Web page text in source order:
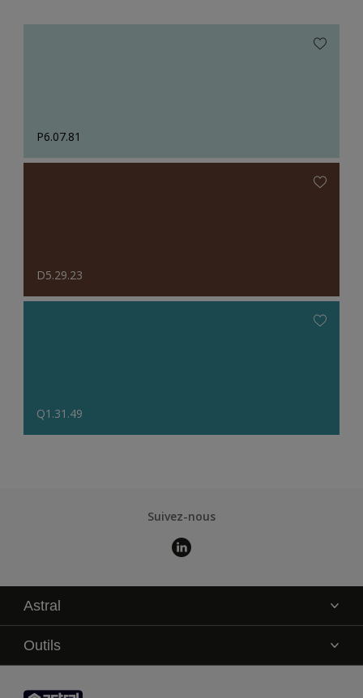
P6.07.81
D5.29.23
Q1.31.49
Suivez-nous
Astral
La marque
Service technique
Contact
Outils